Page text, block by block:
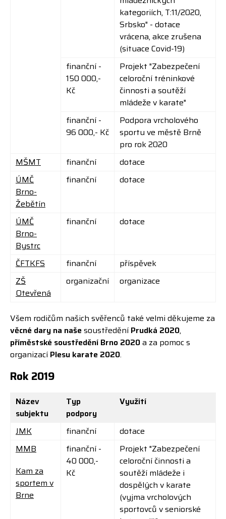
kategoriích, T:11/2020,
Srbsko" - dotace
vrácena, akce zrušena
(situace Covid-19)
finanční -
150 000,-
Kč
Projekt "Zabezpečení
celoroční tréninkové
činnosti a soutěží
mládeže v karate"
finanční -
96 000,- Kč
Podpora vrcholového
sportu ve městě Brně
pro rok 2020
MŠMT
finanční
dotace
ÚMČ
Brno-
Žebětín
finanční dotace
ÚMČ
Brno-
Bystrc
finanční dotace
ČFTKFS finanční
příspěvek
ZŠ
Otevřená
organizační organizace
Všem rodičům našich svěřenců také velmi děkujeme za
věcné dary na našesoustředění Prudká 2020,
příměstské soustředění Brno 2020a za pomoc s
organizací Plesu karate 2020.
Rok 2019
Název
subjektu
Typ
podpory
Využití
JMK finanční
dotace
MMB
Kam za
sportem v
Brne
finanční -
40 000,-
Kč
Projekt "Zabezpečení
celoroční činnosti a
soutěží mládeže i
dospělých v karate
(vyjma vrcholových
sportovců v seniorské